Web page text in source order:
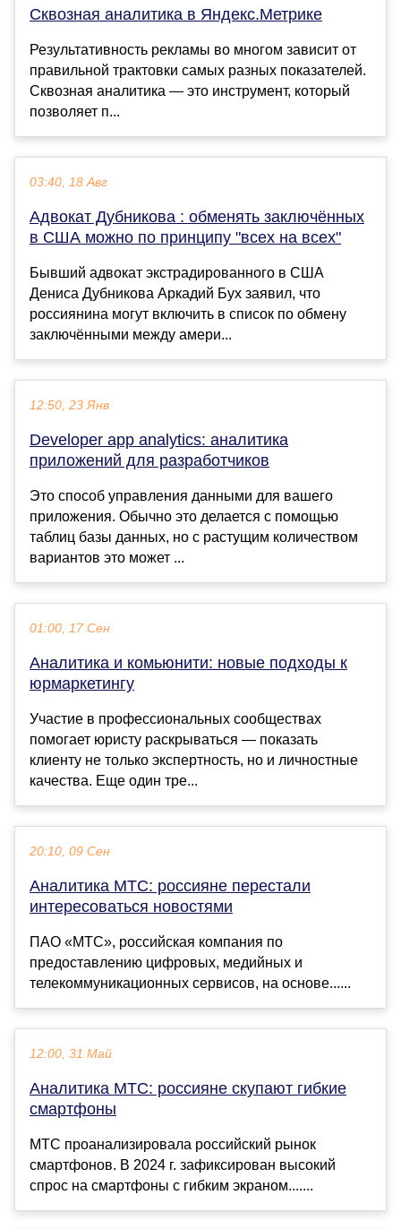
Сквозная аналитика в Яндекс.Метрике
Результативность рекламы во многом зависит от
правильной трактовки самых разных показателей.
Сквозная аналитика — это инструмент, который
позволяет п...
03:40, 18 Авг
Адвокат Дубникова : обменять заключённых
в США можно по принципу "всех на всех"
Бывший адвокат экстрадированного в США
Дениса Дубникова Аркадий Бух заявил, что
россиянина могут включить в список по обмену
заключёнными между амери...
12:50, 23 Янв
Developer app analytics: аналитика
приложений для разработчиков
Это способ управления данными для вашего
приложения. Обычно это делается с помощью
таблиц базы данных, но с растущим количеством
вариантов это может ...
01:00, 17 Сен
Аналитика и комьюнити: новые подходы к
юрмаркетингу
Участие в профессиональных сообществах
помогает юристу раскрываться — показать
клиенту не только экспертность, но и личностные
качества. Еще один тре...
20:10, 09 Сен
Аналитика МТС: россияне перестали
интересоваться новостями
ПАО «МТС», российская компания по
предоставлению цифровых, медийных и
телекоммуникационных сервисов, на основе......
12:00, 31 Май
Аналитика МТС: россияне скупают гибкие
смартфоны
МТС проанализировала российский рынок
смартфонов. В 2024 г. зафиксирован высокий
спрос на смартфоны с гибким экраном.......